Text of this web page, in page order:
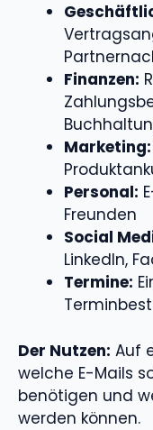
Finanzen:
Marketing:
Personal:
Freunden
Social
LinkedIn,
Termine:
Der Nutzen: Auf
welche E-Mails
benötigen und
werden können.